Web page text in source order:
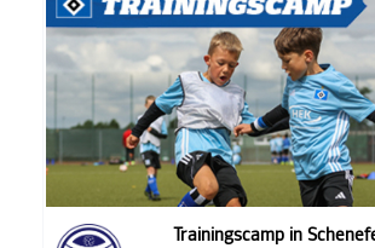
Trainingscamp in